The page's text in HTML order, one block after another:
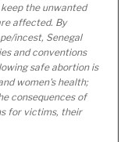
the unwanted
affected. By
incest, Senegal
and conventions
safe abortion is
women's health;
consequences of
for victims, their